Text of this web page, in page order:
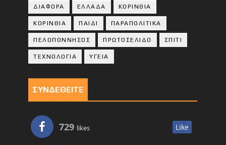
ΔΙΑΦΟΡΑ ΕΛΛΑΔΑ ΚΟΡΙΝΘΙΑ
ΚΟΡΙΝΘΙA ΠΑΙΔΙ ΠΑΡΑΠΟΛΙΤΙΚΑ
ΠΕΛΟΠΟΝΝΗΣΟΣ ΠΡΩΤΟΣΕΛΙΔΟ ΣΠΙΤΙ
ΤΕΧΝΟΛΟΓΙΑ ΥΓΕΙΑ
ΣΥΝΔΕΘΕΙΤΕ
729 likes Like